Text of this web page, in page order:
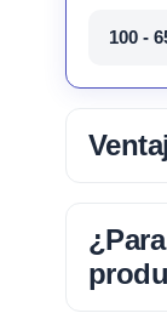
100 -